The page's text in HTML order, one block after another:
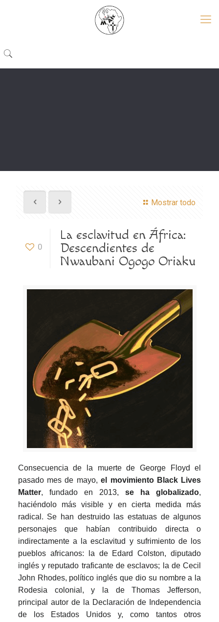
Mostrar todo
0
La esclavitud en África:
Descendientes de
Nwaubani Ogogo Oriaku
Consecuencia de la muerte de George Floyd el
pasado mes de mayo,el movimiento Black Lives
Matter, fundado en 2013,se ha globalizado,
haciéndolo más visible y en cierta medida más
radical. Se han destruido las estatuas de algunos
personajes que habían contribuido directa o
indirectamente a la esclavitud y sufrimiento de los
pueblos africanos: la de Edard Colston, diputado
inglés y reputado traficante de esclavos; la de Cecil
John Rhodes, político inglés que dio su nombre a la
Rodesia colonial, y la de Thomas Jefferson,
principal autor de la Declaración de Independencia
de los Estados Unidos y, como tantos otros